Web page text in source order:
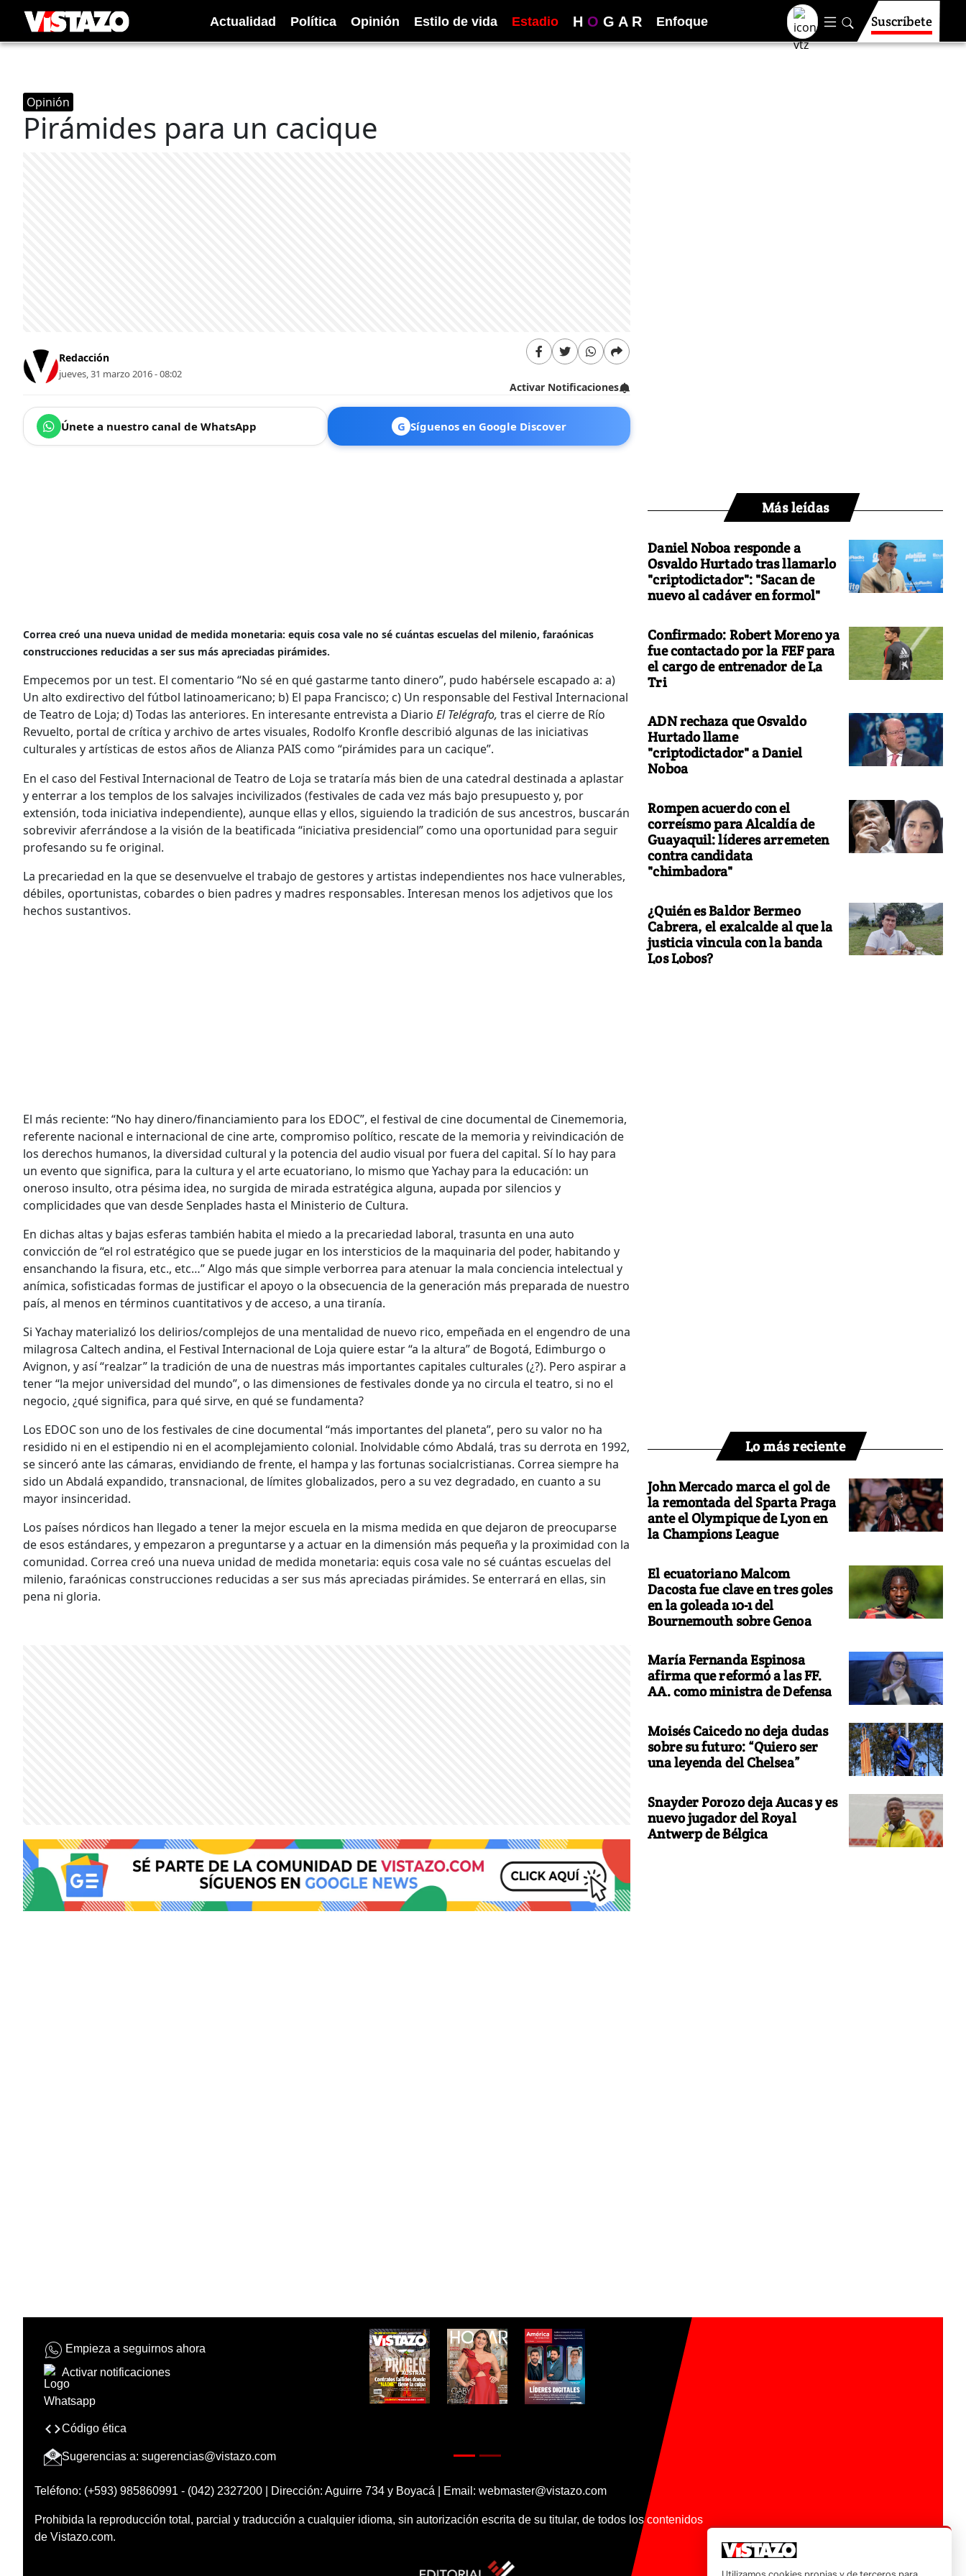
Actualidad Política Opinión Estilo de vida Estadio H O G A R Enfoque Suscríbete
Opinión
Pirámides para un cacique
Redacción
jueves, 31 marzo 2016 - 08:02
Activar Notificaciones
Únete a nuestro canal de WhatsApp G Síguenos en Google Discover
Correa creó una nueva unidad de medida monetaria: equis cosa vale no sé cuántas escuelas del milenio, faraónicas
construcciones reducidas a ser sus más apreciadas pirámides.
Empecemos por un test. El comentario “No sé en qué gastarme tanto dinero”, pudo habérsele escapado a: a)
Un alto exdirectivo del fútbol latinoamericano; b) El papa Francisco; c) Un responsable del Festival Internacional
de Teatro de Loja; d) Todas las anteriores. En interesante entrevista a Diario El Telégrafo, tras el cierre de Río
Revuelto, portal de crítica y archivo de artes visuales, Rodolfo Kronfle describió algunas de las iniciativas
culturales y artísticas de estos años de Alianza PAIS como “pirámides para un cacique”.
En el caso del Festival Internacional de Teatro de Loja se trataría más bien de una catedral destinada a aplastar
y enterrar a los templos de los salvajes incivilizados (festivales de cada vez más bajo presupuesto y, por
extensión, toda iniciativa independiente), aunque ellas y ellos, siguiendo la tradición de sus ancestros, buscarán
sobrevivir aferrándose a la visión de la beatificada “iniciativa presidencial” como una oportunidad para seguir
profesando su fe original.
La precariedad en la que se desenvuelve el trabajo de gestores y artistas independientes nos hace vulnerables,
débiles, oportunistas, cobardes o bien padres y madres responsables. Interesan menos los adjetivos que los
hechos sustantivos.
El más reciente: “No hay dinero/financiamiento para los EDOC”, el festival de cine documental de Cinememoria,
referente nacional e internacional de cine arte, compromiso político, rescate de la memoria y reivindicación de
los derechos humanos, la diversidad cultural y la potencia del audio visual por fuera del capital. Sí lo hay para
un evento que significa, para la cultura y el arte ecuatoriano, lo mismo que Yachay para la educación: un
oneroso insulto, otra pésima idea, no surgida de mirada estratégica alguna, aupada por silencios y
complicidades que van desde Senplades hasta el Ministerio de Cultura.
En dichas altas y bajas esferas también habita el miedo a la precariedad laboral, trasunta en una auto
convicción de “el rol estratégico que se puede jugar en los intersticios de la maquinaria del poder, habitando y
ensanchando la fisura, etc., etc…” Algo más que simple verborrea para atenuar la mala conciencia intelectual y
anímica, sofisticadas formas de justificar el apoyo o la obsecuencia de la generación más preparada de nuestro
país, al menos en términos cuantitativos y de acceso, a una tiranía.
Si Yachay materializó los delirios/complejos de una mentalidad de nuevo rico, empeñada en el engendro de una
milagrosa Caltech andina, el Festival Internacional de Loja quiere estar “a la altura” de Bogotá, Edimburgo o
Avignon, y así “realzar” la tradición de una de nuestras más importantes capitales culturales (¿?). Pero aspirar a
tener “la mejor universidad del mundo”, o las dimensiones de festivales donde ya no circula el teatro, si no el
negocio, ¿qué significa, para qué sirve, en qué se fundamenta?
Los EDOC son uno de los festivales de cine documental “más importantes del planeta”, pero su valor no ha
residido ni en el estipendio ni en el acomplejamiento colonial. Inolvidable cómo Abdalá, tras su derrota en 1992,
se sinceró ante las cámaras, envidiando de frente, el hampa y las fortunas socialcristianas. Correa siempre ha
sido un Abdalá expandido, transnacional, de límites globalizados, pero a su vez degradado, en cuanto a su
mayor insinceridad.
Los países nórdicos han llegado a tener la mejor escuela en la misma medida en que dejaron de preocuparse
de esos estándares, y empezaron a preguntarse y a actuar en la dimensión más pequeña y la proximidad con la
comunidad. Correa creó una nueva unidad de medida monetaria: equis cosa vale no sé cuántas escuelas del
milenio, faraónicas construcciones reducidas a ser sus más apreciadas pirámides. Se enterrará en ellas, sin
pena ni gloria.
Más leídas
Daniel Noboa responde a
Osvaldo Hurtado tras llamarlo
"criptodictador": "Sacan de
nuevo al cadáver en formol"
Confirmado: Robert Moreno ya
fue contactado por la FEF para
el cargo de entrenador de La
Tri
ADN rechaza que Osvaldo
Hurtado llame
"criptodictador" a Daniel
Noboa
Rompen acuerdo con el
correísmo para Alcaldía de
Guayaquil: líderes arremeten
contra candidata
"chimbadora"
¿Quién es Baldor Bermeo
Cabrera, el exalcalde al que la
justicia vincula con la banda
Los Lobos?
Lo más reciente
John Mercado marca el gol de
la remontada del Sparta Praga
ante el Olympique de Lyon en
la Champions League
El ecuatoriano Malcom
Dacosta fue clave en tres goles
en la goleada 10-1 del
Bournemouth sobre Genoa
María Fernanda Espinosa
afirma que reformó a las FF.
AA. como ministra de Defensa
Moisés Caicedo no deja dudas
sobre su futuro: “Quiero ser
una leyenda del Chelsea”
Snayder Porozo deja Aucas y es
nuevo jugador del Royal
Antwerp de Bélgica
Empieza a seguirnos ahora
Activar notificaciones
Código ética
Sugerencias a: sugerencias@vistazo.com
Teléfono: (+593) 985860991 - (042) 2327200 | Dirección: Aguirre 734 y Boyacá | Email: webmaster@vistazo.com
Prohibida la reproducción total, parcial y traducción a cualquier idioma, sin autorización escrita de su titular, de todos los contenidos
de Vistazo.com.